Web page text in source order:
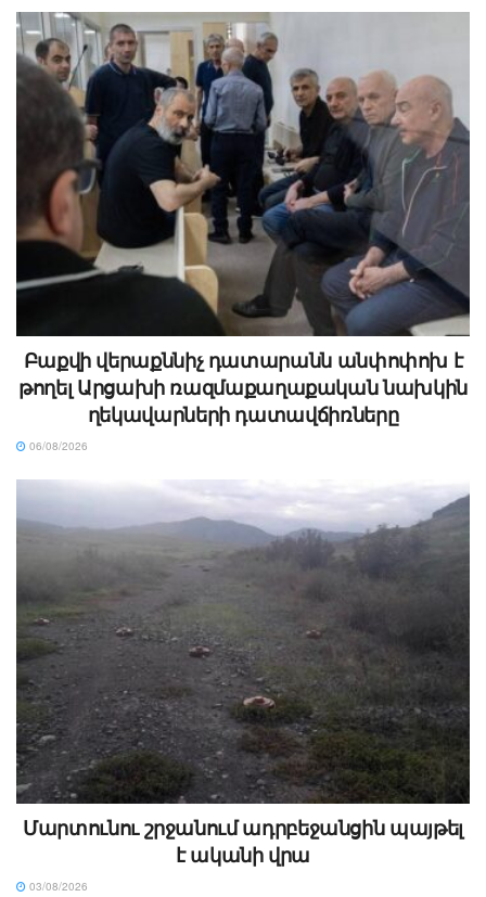
Բաքվի վերաքննիչ դատարանն անփոփոխ է
թողել Արցախի ռազմաքաղաքական նախկին
ղեկավարների դատավճիռները
06/08/2026
Մարտունու շրջանում ադրբեջանցին պայթել
է ականի վրա
03/08/2026